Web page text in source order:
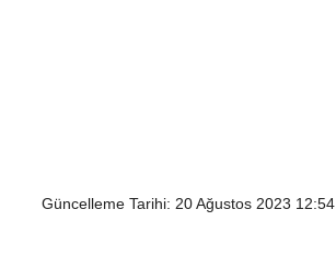
Güncelleme Tarihi: 20 Ağustos 2023 12:54